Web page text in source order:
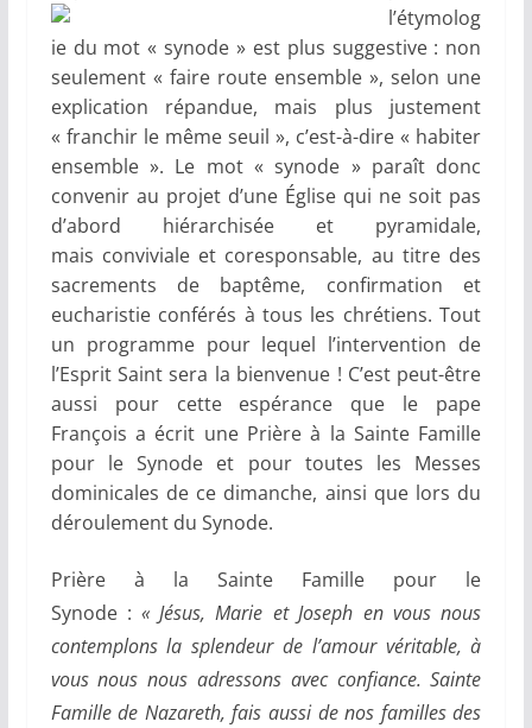
l’étymolog
ie du mot « synode » est plus suggestive : non
seulement « faire route ensemble », selon une
explication répandue, mais plus justement
« franchir le même seuil », c’est-à-dire « habiter
ensemble ». Le mot « synode » paraît donc
convenir au projet d’une Église qui ne soit pas
d’abord hiérarchisée et pyramidale,
mais conviviale et coresponsable, au titre des
sacrements de baptême, confirmation et
eucharistie conférés à tous les chrétiens. Tout
un programme pour lequel l’intervention de
l’Esprit Saint sera la bienvenue ! C’est peut-être
aussi pour cette espérance que le pape
François a écrit une Prière à la Sainte Famille
pour le Synode et pour toutes les Messes
dominicales de ce dimanche, ainsi que lors du
déroulement du Synode.
Prière à la Sainte Famille pour le
Synode : « Jésus, Marie et Joseph en vous nous
contemplons la splendeur de l’amour véritable, à
vous nous nous adressons avec confiance. Sainte
Famille de Nazareth, fais aussi de nos familles des